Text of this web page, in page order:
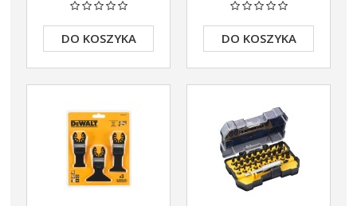
DO KOSZYKA DO KOSZYKA